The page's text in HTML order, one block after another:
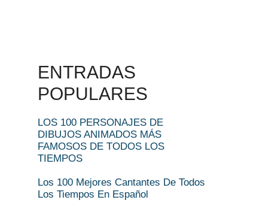
ENTRADAS
POPULARES
LOS 100 PERSONAJES DE
DIBUJOS ANIMADOS MÁS
FAMOSOS DE TODOS LOS
TIEMPOS
Los 100 Mejores Cantantes De Todos
Los Tiempos En Español